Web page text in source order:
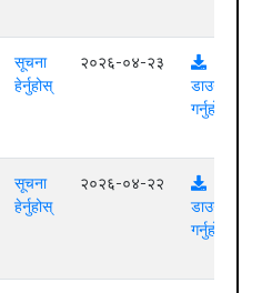
सूचना
हेर्नुहोस्
२०२६-०४-२३
डाउनलोड
गर्नुहोस्
सूचना
हेर्नुहोस्
२०२६-०४-२२
डाउनलोड
गर्नुहोस्